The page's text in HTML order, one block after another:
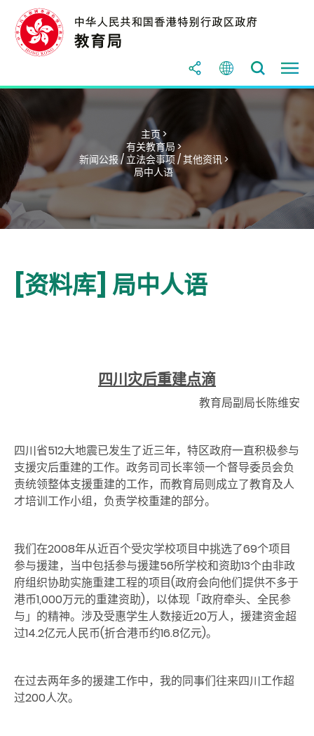
主页 >
有关教育局 >
新闻公报 / 立法会事项 / 其他资讯 >
局中人语
[资料库] 局中人语
四川灾后重建点滴
教育局副局长陈维安
四川省512大地震已发生了近三年，特区政府一直积极参与
支援灾后重建的工作。政务司司长率领一个督导委员会负
责统领整体支援重建的工作，而教育局则成立了教育及人
才培训工作小组，负责学校重建的部分。
我们在2008年从近百个受灾学校项目中挑选了69个项目
参与援建，当中包括参与援建56所学校和资助13个由非政
府组织协助实施重建工程的项目(政府会向他们提供不多于
港币1,000万元的重建资助)，以体现「政府牵头、全民参
与」的精神。涉及受惠学生人数接近20万人，援建资金超
过14.2亿元人民币(折合港币约16.8亿元)。
在过去两年多的援建工作中，我的同事们往来四川工作超
过200人次。